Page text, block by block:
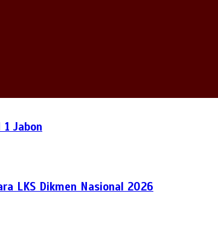
Jabon
LKS Dikmen Nasional 2026